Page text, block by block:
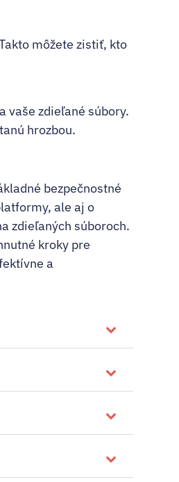
môžete zistiť, kto
vaše zdieľané súbory.
hrozbou.
bezpečnostné
ale aj o
zdieľaných súboroch.
kroky pre
a